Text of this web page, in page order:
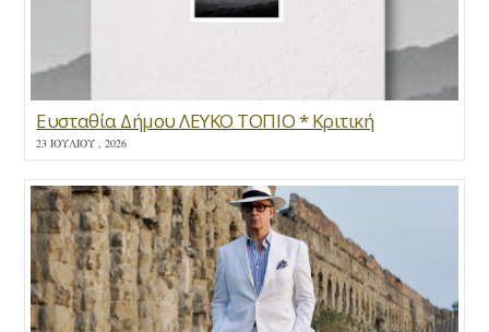
Ευσταθία Δήμου ΛΕΥΚΟ ΤΟΠΙΟ * Κριτική
23 ΙΟΥΛΊΟΥ , 2026